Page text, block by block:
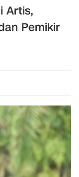
Artis,
Pemikir